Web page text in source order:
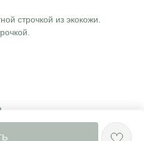
строчкой из экокожи.